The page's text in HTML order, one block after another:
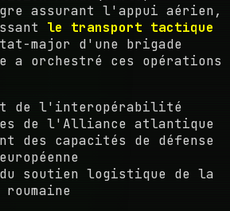
assurant l'appui aérien,
le transport tactique
major d'une brigade
a orchestré ces opérations
de l'interopérabilité
de l'Alliance atlantique
des capacités de défense
soutien logistique de la